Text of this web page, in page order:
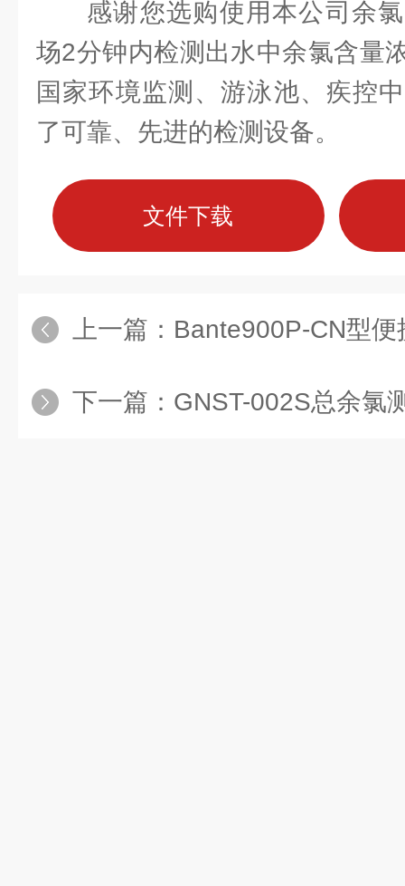
感谢您选购使用本公司余
场2分钟内检测出水中余氯含量
国家环境监测、游泳池、疾控
了可靠、先进的检测设备。
文件下载
上一篇： Bante900P-CN型便携式
下一篇： GNST-002S总余氯